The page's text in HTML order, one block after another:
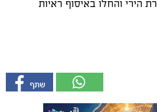
הירי והחלו באיסוף ראיות